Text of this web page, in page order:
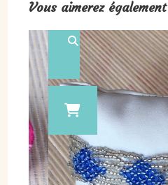
Vous aimerez également